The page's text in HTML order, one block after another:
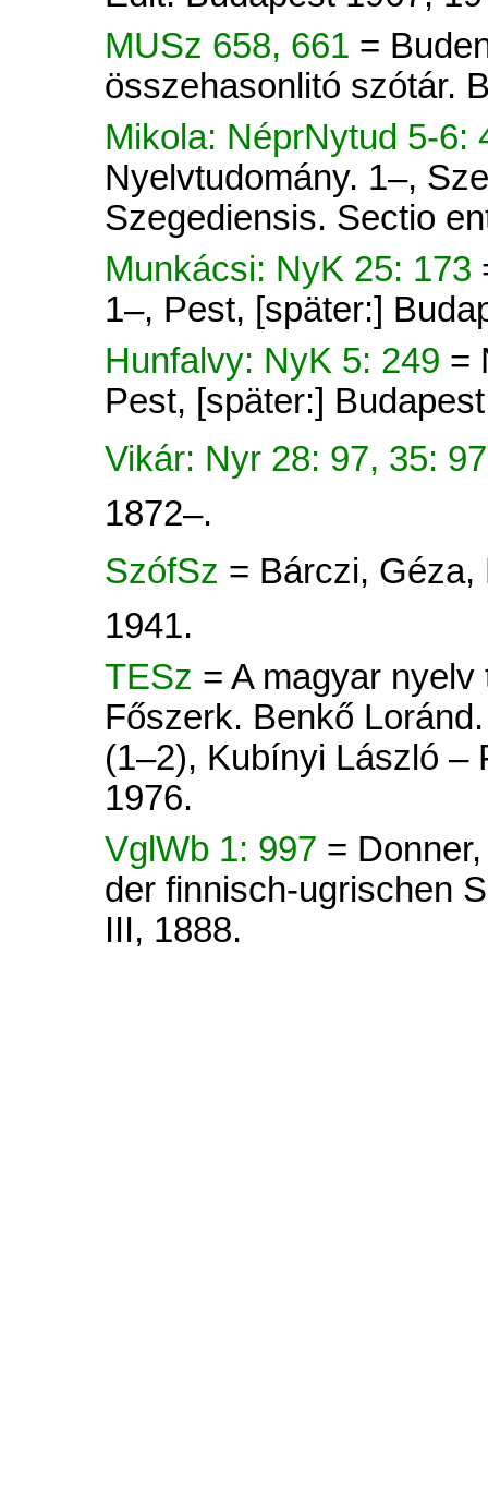
MUSz 658, 661 =
összehasonlitó szótár.
Mikola: NéprNytud 5-6:
Nyelvtudomány. 1–,
Szegediensis. Sectio
Munkácsi: NyK 25: 173
1–, Pest, [später:]
Hunfalvy: NyK 5: 249 =
Pest, [später:]
Vikár: Nyr 28: 97, 35:
1872–.
SzófSz = Bárczi, Géza,
1941.
TESz = A magyar
Főszerk. Benkő
(1–2), Kubínyi László –
1976.
VglWb 1: 997 =
der finnisch-ugrischen
III, 1888.